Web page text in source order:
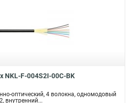
NKL-F-004S2I-00C-BK
оптический, 4 волокна, одномодовый
внутренний...